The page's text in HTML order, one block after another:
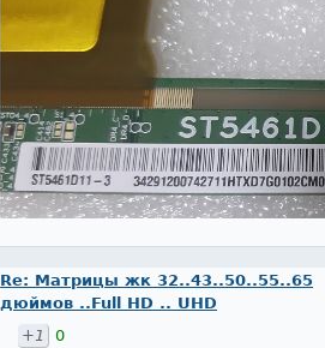
Re: Матрицы жк 32..43..50..55..65
дюймов ..Full HD .. UHD
+1
0